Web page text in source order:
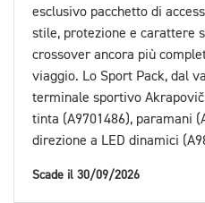
esclusivo pacchetto di
stile, protezione e carattere
crossover ancora più
viaggio. Lo Sport Pack, dal
terminale sportivo
tinta (A9701486), paramani
direzione a LED dinamici
Scade il 30/09/2026